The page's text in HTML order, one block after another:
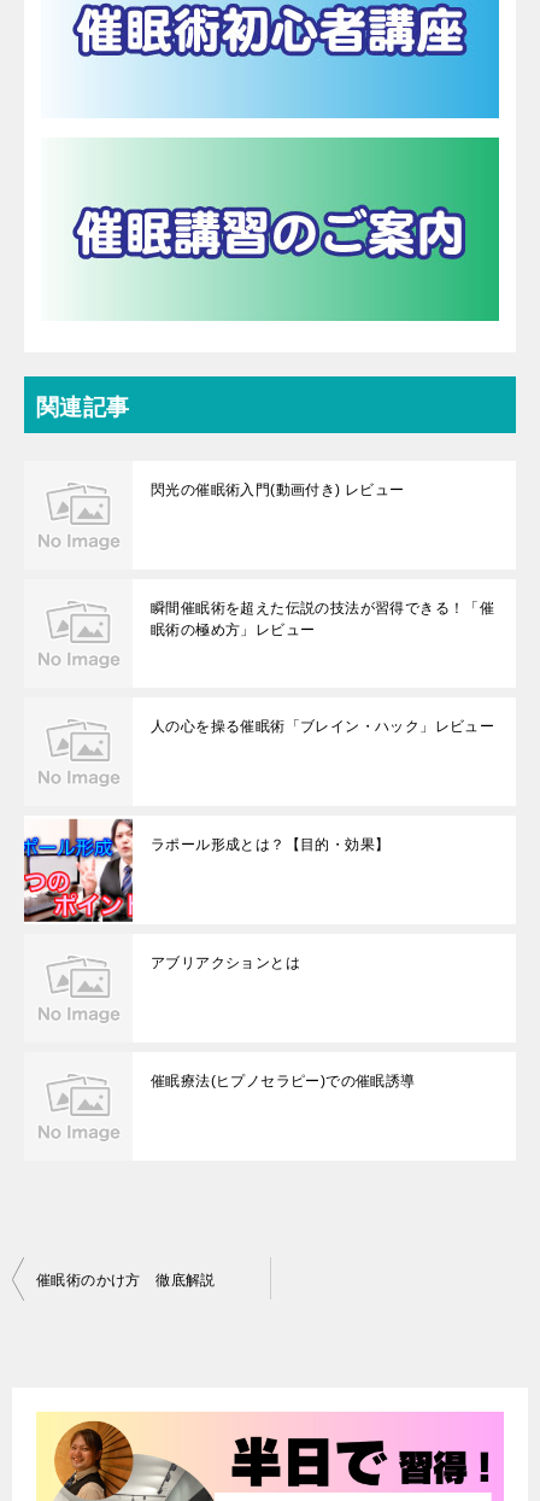
関連記事
閃光の催眠術入門(動画付き) レビュー
瞬間催眠術を超えた伝説の技法が習得できる！「催
眠術の極め方」レビュー
人の心を操る催眠術「ブレイン・ハック」レビュー
ラポール形成とは？【目的・効果】
アブリアクションとは
催眠療法(ヒプノセラピー)での催眠誘導
投
催眠術のかけ方 徹底解説